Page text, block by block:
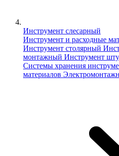
Инструмент слесарный
Инструмент и расходные
Инструмент столярный
монтажный Инструмент
Сиcтемы хранения
материалов